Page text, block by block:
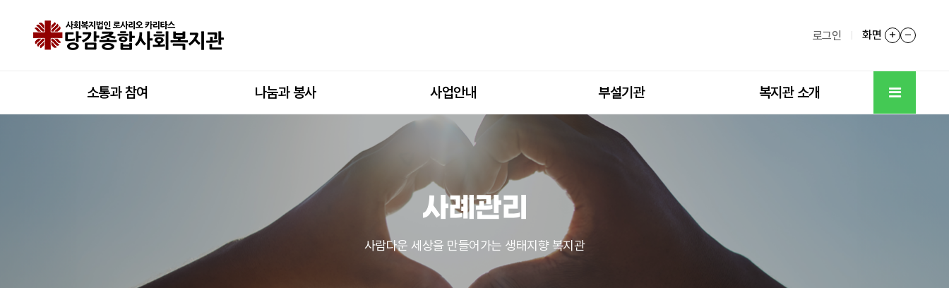
로그인 화면 화면확대
화면축
소통과 참여 나눔과 봉사 사업안내 부설기관 복지관 소개 전체메
사례관리
사람다운 세상을 만들어가는 생태지향 복지관